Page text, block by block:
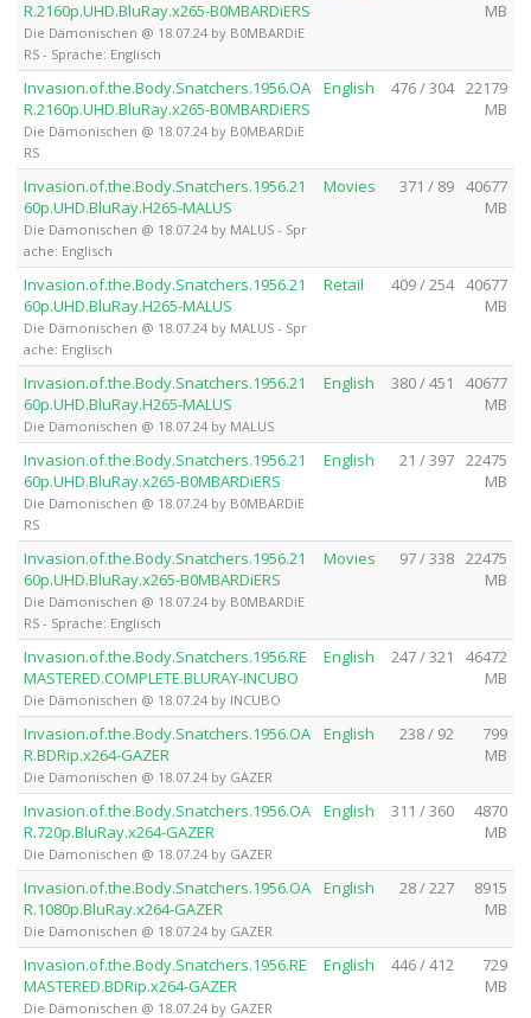
R.2160p.UHD.BluRay.x265-B0MBARDiERS
Die Dämonischen @ 18.07.24 by B0MBARDiE
RS - Sprache: Englisch
MB
Invasion.of.the.Body.Snatchers.1956.OA
R.2160p.UHD.BluRay.x265-B0MBARDiERS
Die Dämonischen @ 18.07.24 by B0MBARDiE
RS
English 476 / 304 22179
MB
Invasion.of.the.Body.Snatchers.1956.21
60p.UHD.BluRay.H265-MALUS
Die Dämonischen @ 18.07.24 by MALUS - Spr
ache: Englisch
Movies 371 / 89 40677
MB
Invasion.of.the.Body.Snatchers.1956.21
60p.UHD.BluRay.H265-MALUS
Die Dämonischen @ 18.07.24 by MALUS - Spr
ache: Englisch
Retail 409 / 254 40677
MB
Invasion.of.the.Body.Snatchers.1956.21
60p.UHD.BluRay.H265-MALUS
Die Dämonischen @ 18.07.24 by MALUS
English 380 / 451
40677
MB
Invasion.of.the.Body.Snatchers.1956.21
60p.UHD.BluRay.x265-B0MBARDiERS
Die Dämonischen @ 18.07.24 by B0MBARDiE
RS
English 21 / 397 22475
MB
Invasion.of.the.Body.Snatchers.1956.21
60p.UHD.BluRay.x265-B0MBARDiERS
Die Dämonischen @ 18.07.24 by B0MBARDiE
RS - Sprache: Englisch
Movies 97 / 338 22475
MB
Invasion.of.the.Body.Snatchers.1956.RE
MASTERED.COMPLETE.BLURAY-INCUBO
Die Dämonischen @ 18.07.24 by INCUBO
English 247 / 321
46472
MB
Invasion.of.the.Body.Snatchers.1956.OA
R.BDRip.x264-GAZER
Die Dämonischen @ 18.07.24 by GAZER
English 238 / 92
799
MB
Invasion.of.the.Body.Snatchers.1956.OA
R.720p.BluRay.x264-GAZER
Die Dämonischen @ 18.07.24 by GAZER
English 311 / 360
4870
MB
Invasion.of.the.Body.Snatchers.1956.OA
R.1080p.BluRay.x264-GAZER
Die Dämonischen @ 18.07.24 by GAZER
English 28 / 227
8915
MB
Invasion.of.the.Body.Snatchers.1956.RE
MASTERED.BDRip.x264-GAZER
Die Dämonischen @ 18.07.24 by GAZER
English 446 / 412
729
MB